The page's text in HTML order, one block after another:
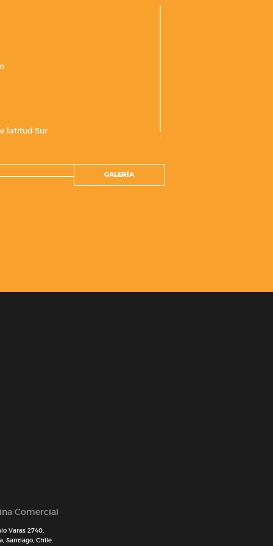
latitud Sur
GALERÍA
Comercial
Varas 2740,
Santiago, Chile.